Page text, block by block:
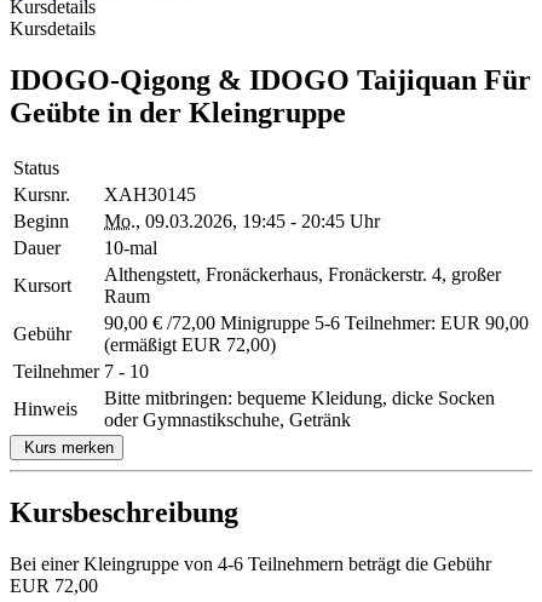
Kursdetails
Kursdetails
IDOGO-Qigong & IDOGO Taijiquan Für
Geübte in der Kleingruppe
Status
Kursnr.
XAH30145
Beginn
Mo., 09.03.2026, 19:45 - 20:45 Uhr
Dauer
10-mal
Kursort
Althengstett, Fronäckerhaus, Fronäckerstr. 4, großer
Raum
Gebühr
90,00 € /72,00 Minigruppe 5-6 Teilnehmer: EUR 90,00
(ermäßigt EUR 72,00)
Teilnehmer 7 - 10
Hinweis
Bitte mitbringen: bequeme Kleidung, dicke Socken
oder Gymnastikschuhe, Getränk
Kurs merken
Kursbeschreibung
Bei einer Kleingruppe von 4-6 Teilnehmern beträgt die Gebühr
EUR 72,00